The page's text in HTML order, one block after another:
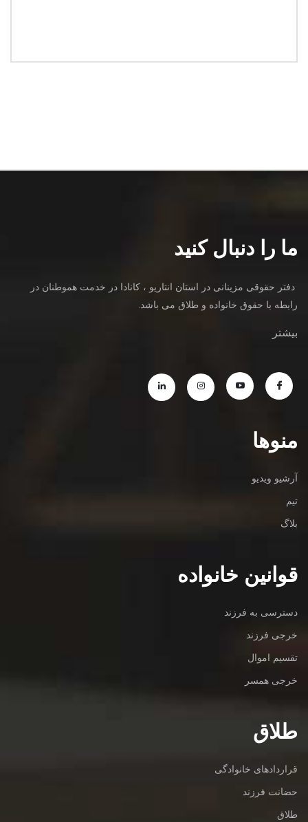
ما را دنبال کنید
دفتر حقوقی مزینانی در استان انتاریو ، کانادا در خدمت هموطنان در
رابطه با حقوق خانواده و طلاق می باشد.
بیشتر
منوها
آرشیو ویدیو
تیم
بلاگ
قوانین خانواده
دسترسی به فرزند
خرجی فرزند
تقسیم اموال
خرجی همسر
طلاق
قراردادهای خانوادگی
حضانت فرزند
طلاق